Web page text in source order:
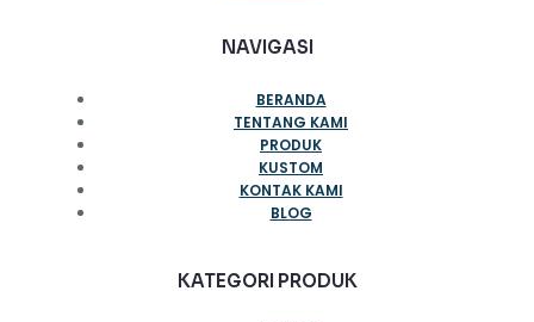
NAVIGASI
BERANDA
TENTANG KAMI
PRODUK
KUSTOM
KONTAK KAMI
BLOG
KATEGORI PRODUK